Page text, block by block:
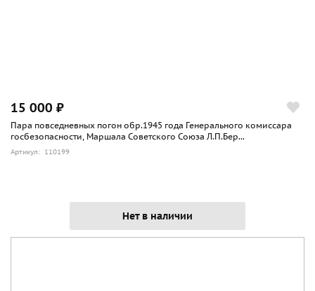
15 000 ₽
Пара повседневных погон обр.1945 года Генерального комиссара
госбезопасности, Маршала Советского Союза Л.П.Бер...
Артикул: 110199
Нет в наличии